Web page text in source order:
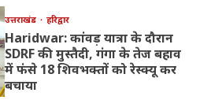
उत्तराखंड हरिद्वार
Haridwar: कांवड़ यात्रा के दौरान
SDRF की मुस्तैदी, गंगा के तेज बहाव
में फंसे 18 शिवभक्तों को रेस्क्यू कर
बचाया